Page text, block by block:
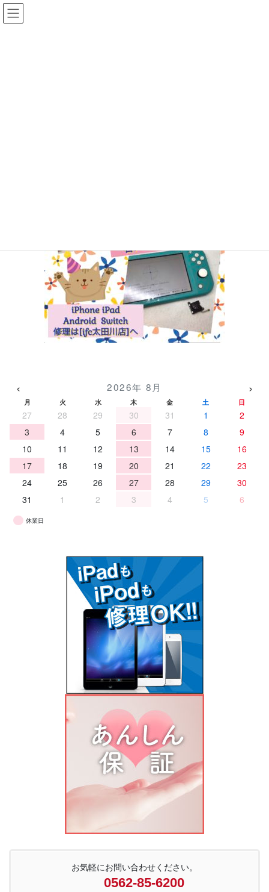
コ
ン
ナ
ビ
‹ 2026年 8月 ›
月 火 水 木 金 土 日
27 28 29 30 31 1
2
3
4 5 6 7 8
9
10
11 12 13 14 15
16
17
18 19 20 21 22
23
24
25 26 27 28 29
30
31
1 2 3 4 5 6
休業日
お気軽にお問い合わせください。
0562-85-6200